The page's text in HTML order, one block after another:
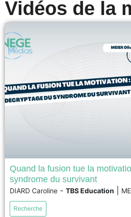
Vidéos de la
Nous proposons, à travers un
de deux cas, d’explorer la notion
survivant ». Après un exposé des
juridique et des concepts
Quand la fusion tue la
syndrome du survivant
DIARD Caroline - TBS Education
Recherche